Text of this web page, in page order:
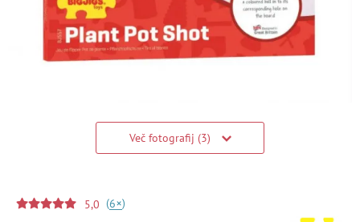
Več fotografij (3)
5,0 (6+)